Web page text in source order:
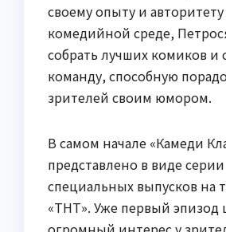
своему опыту и авторитету
комедийной среде,
собрать лучших комиков и
команду, способную
зрителей своим юмором.
В самом начале «Камеди
представлено в виде серии
специальных выпусков на
«ТНТ». Уже первый эпизод